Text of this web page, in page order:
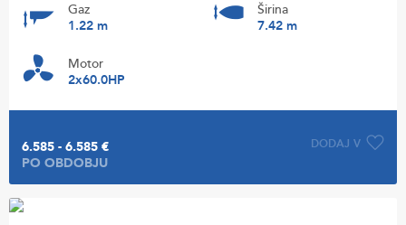
Gaz
1.22 m
Širina
7.42 m
Motor
2x60.0HP
DODAJ V
6.585 - 6.585 €
PO OBDOBJU